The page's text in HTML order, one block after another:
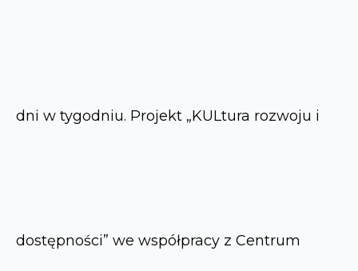
dni w tygodniu. Projekt „KULtura rozwoju i
dostępności” we współpracy z Centrum